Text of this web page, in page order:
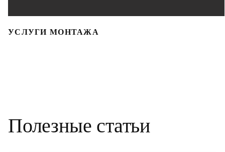
УСЛУГИ МОНТАЖА
Полезные статьи